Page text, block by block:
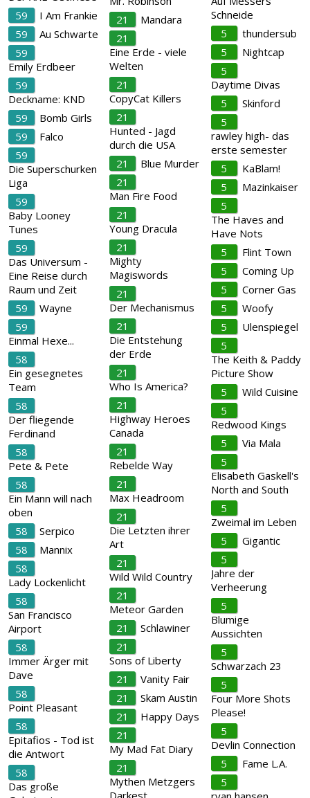
59
I Am Frankie
59
Au Schwarte
59
Emily Erdbeer
59
Deckname: KND
59
Bomb Girls
59
Falco
59
Die Superschurken
Liga
59
Baby Looney
Tunes
59
Das Universum -
Eine Reise durch
Raum und Zeit
59
Wayne
59
Einmal Hexe...
58
Ein gesegnetes
Team
58
Der fliegende
Ferdinand
58
Pete & Pete
58
Ein Mann will nach
oben
58
Serpico
58
Mannix
58
Lady Lockenlicht
58
San Francisco
Airport
58
Immer Ärger mit
Dave
58
Point Pleasant
58
Epitafios - Tod ist
die Antwort
58
Das große
21
Mandara
21
Eine Erde - viele
Welten
21
CopyCat Killers
21
Hunted - Jagd
durch die USA
21
Blue Murder
21
Man Fire Food
21
Young Dracula
21
Mighty
Magiswords
21
Der Mechanismus
21
Die Entstehung
der Erde
21
Who Is America?
21
Highway Heroes
Canada
21
Rebelde Way
21
Max Headroom
21
Die Letzten ihrer
Art
21
Wild Wild Country
21
Meteor Garden
21
Schlawiner
21
Sons of Liberty
21
Vanity Fair
21
Skam Austin
21
Happy Days
21
My Mad Fat Diary
21
Mythen Metzgers
Darkest
Schneide
5
thundersub
5
Nightcap
5
Daytime Divas
5
Skinford
5
rawley high- das
erste semester
5
KaBlam!
5
Mazinkaiser
5
The Haves and
Have Nots
5
Flint Town
5
Coming Up
5
Corner Gas
5
Woofy
5
Ulenspiegel
5
The Keith & Paddy
Picture Show
5
Wild Cuisine
5
Redwood Kings
5
Via Mala
5
Elisabeth Gaskell's
North and South
5
Zweimal im Leben
5
Gigantic
5
Jahre der
Verheerung
5
Blumige
Aussichten
5
Schwarzach 23
5
Four More Shots
Please!
5
Devlin Connection
5
Fame L.A.
5